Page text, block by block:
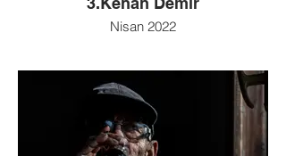
Nisan 2022